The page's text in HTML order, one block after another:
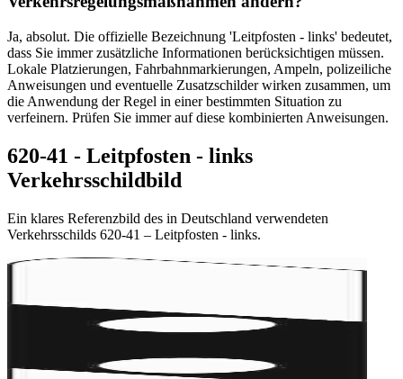
Ja, absolut. Die offizielle Bezeichnung 'Leitpfosten - links' bedeutet,
dass Sie immer zusätzliche Informationen berücksichtigen müssen.
Lokale Platzierungen, Fahrbahnmarkierungen, Ampeln, polizeiliche
Anweisungen und eventuelle Zusatzschilder wirken zusammen, um
die Anwendung der Regel in einer bestimmten Situation zu
verfeinern. Prüfen Sie immer auf diese kombinierten Anweisungen.
620-41 - Leitpfosten - links
Verkehrsschildbild
Ein klares Referenzbild des in Deutschland verwendeten
Verkehrsschilds 620-41 – Leitpfosten - links.